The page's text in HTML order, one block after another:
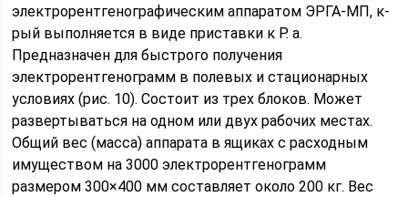
электрорентгенографическим аппаратом ЭРГА-МП, к-
рый выполняется в виде приставки к Р. а.
Предназначен для быстрого получения
электрорентгенограмм в полевых и стационарных
условиях (рис. 10). Состоит из трех блоков. Может
развертываться на одном или двух рабочих местах.
Общий вес (масса) аппарата в ящиках с расходным
имуществом на 3000 электрорентгенограмм
размером 300×400 мм составляет около 200 кг. Вес